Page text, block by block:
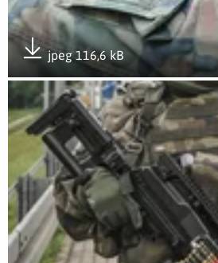
jpeg 116,6 kB
Pobierz załącznik
Otwórz załącznik Ognista Burza 26 2